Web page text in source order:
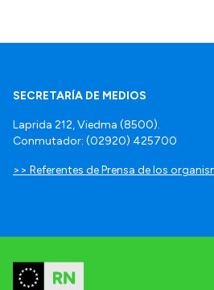
SECRETARÍA DE MEDIOS
Laprida 212, Viedma (8500).
Conmutador: (02920) 425700
>> Referentes de Prensa de los